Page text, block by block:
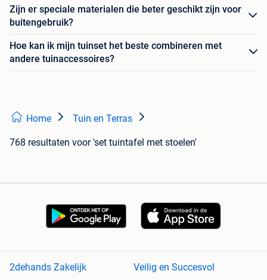
Zijn er speciale materialen die beter geschikt zijn voor
buitengebruik?
Hoe kan ik mijn tuinset het beste combineren met
andere tuinaccessoires?
Home Tuin en Terras
768 resultaten voor 'set tuintafel met stoelen'
2dehands Zakelijk Veilig en Succesvol